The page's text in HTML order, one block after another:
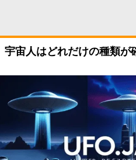
宇宙人はどれだけの種類が